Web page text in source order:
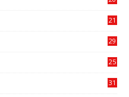
21
29
25
31